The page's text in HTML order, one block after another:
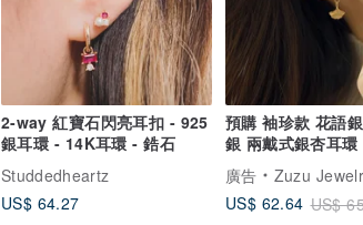
2-way 紅寶石閃亮耳扣 - 925
銀耳環 - 14K耳環 - 鋯石
Studdedheartz
US$ 64.27
預購 袖珍款 花語
銀 兩戴式銀杏耳環
廣告
Zuzu
US$ 62.64 US$